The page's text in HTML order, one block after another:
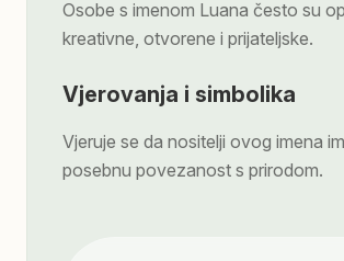
Osobe s imenom Luana često su
kreativne, otvorene i prijateljske.
Vjerovanja i simbolika
Vjeruje se da nositelji ovog imena
posebnu povezanost s prirodom.